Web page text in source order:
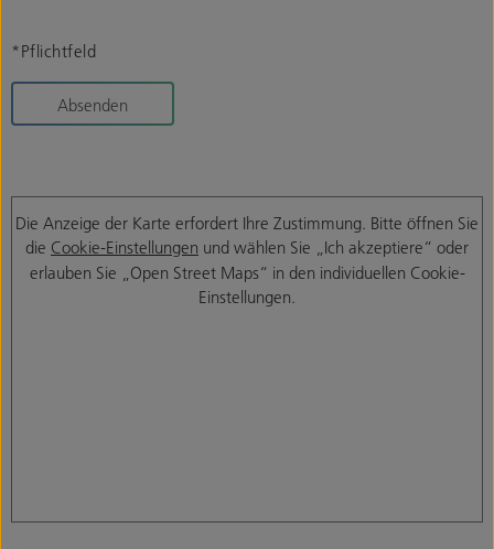
*Pflichtfeld
Absenden
Die Anzeige der Karte erfordert Ihre Zustimmung. Bitte öffnen Sie
die Cookie-Einstellungen und wählen Sie „Ich akzeptiere“ oder
erlauben Sie „Open Street Maps“ in den individuellen Cookie-
Einstellungen.